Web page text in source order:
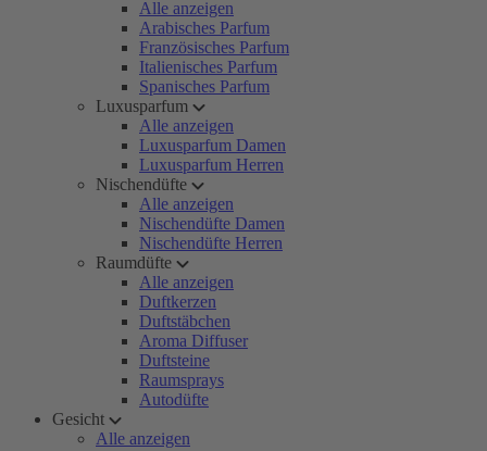
Alle anzeigen
Arabisches Parfum
Französisches Parfum
Italienisches Parfum
Spanisches Parfum
Luxusparfum
Alle anzeigen
Luxusparfum Damen
Luxusparfum Herren
Nischendüfte
Alle anzeigen
Nischendüfte Damen
Nischendüfte Herren
Raumdüfte
Alle anzeigen
Duftkerzen
Duftstäbchen
Aroma Diffuser
Duftsteine
Raumsprays
Autodüfte
Gesicht
Alle anzeigen